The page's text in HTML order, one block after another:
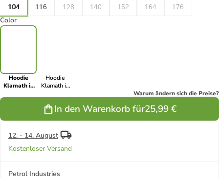
104
116 128 140 152 164 176
Color
Hoodie
Klamath in
Hoodie
Klamath in
Warum ändern sich die Preise?
In den Warenkorb für25,99 €
12. - 14. August
Kostenloser Versand
Petrol Industries